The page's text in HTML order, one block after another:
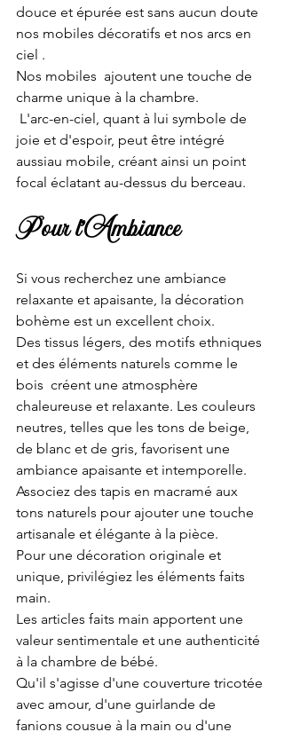
douce et épurée est sans aucun doute
nos mobiles décoratifs et nos arcs en
ciel .
Nos mobiles  ajoutent une touche de
charme unique à la chambre.
joie et d'espoir, peut être intégré
aussiau mobile, créant ainsi un point
focal éclatant au-dessus du berceau.
Pour l'Ambiance
Si vous recherchez une ambiance
relaxante et apaisante, la décoration
bohème est un excellent choix.
Des tissus légers, des motifs ethniques
et des éléments naturels comme le
bois  créent une atmosphère
chaleureuse et relaxante. Les couleurs
neutres, telles que les tons de beige,
de blanc et de gris, favorisent une
ambiance apaisante et intemporelle.
Associez des tapis en macramé aux
tons naturels pour ajouter une touche
artisanale et élégante à la pièce.
Pour une décoration originale et
unique, privilégiez les éléments faits
main.
Les articles faits main apportent une
valeur sentimentale et une authenticité
à la chambre de bébé.
Qu'il s'agisse d'une couverture tricotée
avec amour, d'une guirlande de
fanions cousue à la main ou d'une